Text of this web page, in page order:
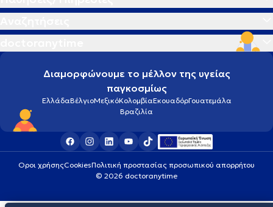
Διαμορφώνουμε το μέλλον της υγείας
παγκοσμίως
ΕλλάδαΒέλγιοΜεξικόΚολομβίαΕκουαδόρΓουατεμάλα
Βραζιλία
Οροι χρήσηςCookiesΠολιτική προστασίας προσωπικού απορρήτου
© 2026 doctoranytime